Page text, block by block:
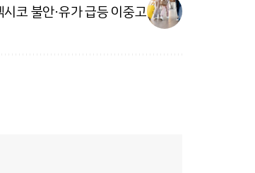
코 불안·유가 급등 이중고